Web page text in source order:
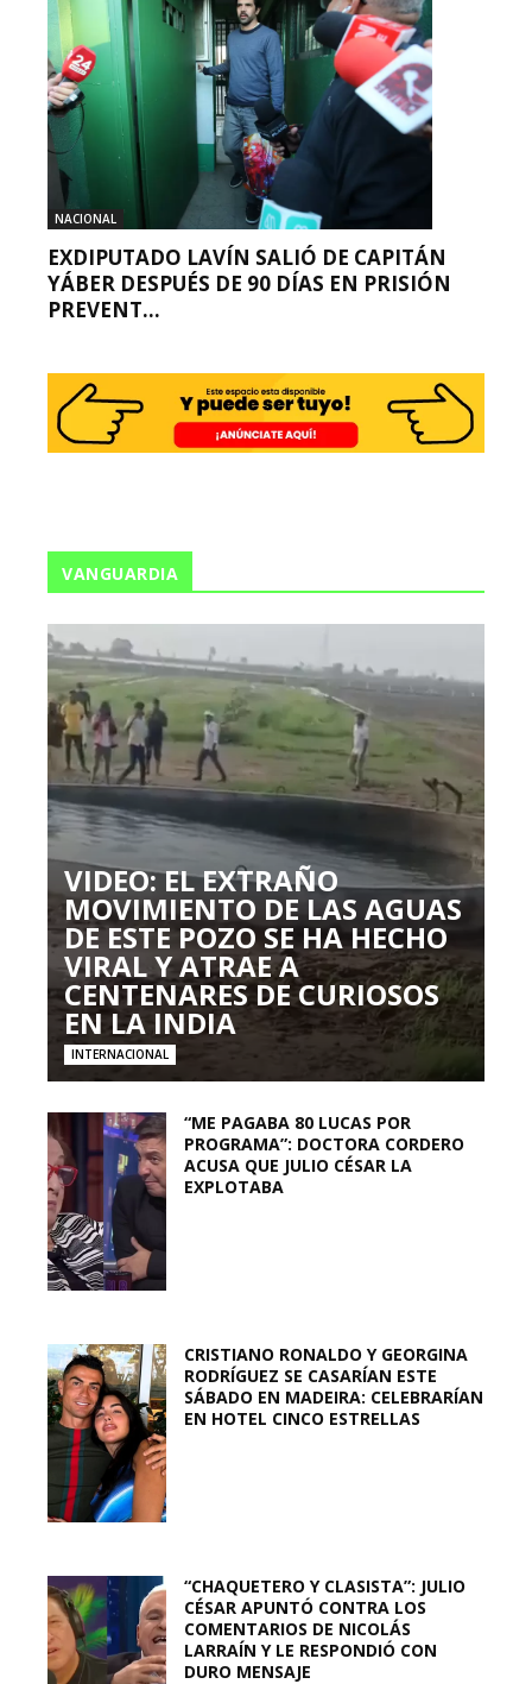
NACIONAL
EXDIPUTADO LAVÍN SALIÓ DE CAPITÁN
YÁBER DESPUÉS DE 90 DÍAS EN PRISIÓN
PREVENT...
VANGUARDIA
VIDEO: EL EXTRAÑO
MOVIMIENTO DE LAS AGUAS
DE ESTE POZO SE HA HECHO
VIRAL Y ATRAE A
CENTENARES DE CURIOSOS
EN LA INDIA
INTERNACIONAL
“ME PAGABA 80 LUCAS POR
PROGRAMA”: DOCTORA CORDERO
ACUSA QUE JULIO CÉSAR LA
EXPLOTABA
CRISTIANO RONALDO Y GEORGINA
RODRÍGUEZ SE CASARÍAN ESTE
SÁBADO EN MADEIRA: CELEBRARÍAN
EN HOTEL CINCO ESTRELLAS
“CHAQUETERO Y CLASISTA”: JULIO
CÉSAR APUNTÓ CONTRA LOS
COMENTARIOS DE NICOLÁS
LARRAÍN Y LE RESPONDIÓ CON
DURO MENSAJE